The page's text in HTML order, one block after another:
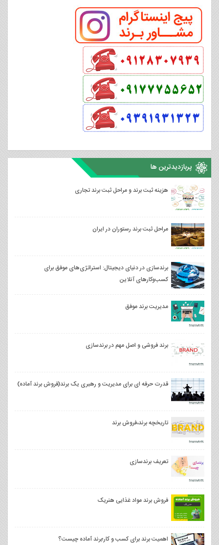
پربازدیدترین ها
هزینه ثبت برند و مراحل ثبت برند تجاری
مراحل ثبت برند رستوران در ایران
برندسازی در دنیای دیجیتال: استراتژی‌های موفق برای
کسب‌وکارهای آنلاین
مدیریت برند موفق
برند فروشی و اصل مهم در برندسازی
قدرت حرفه ای برای مدیریت و رهبری یک برند(فروش برند آماده)
تاریخچه برند،فروش برند
تعریف برندسازی
فروش برند مواد غذایی هنریک
اهمیت برند برای کسب و کار؛برند آماده چیست؟